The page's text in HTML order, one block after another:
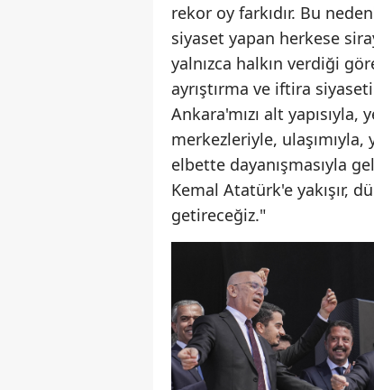
rekor oy farkıdır. Bu
siyaset yapan herkese
yalnızca halkın verdiği
ayrıştırma ve iftira
Ankara'mızı alt
merkezleriyle,
elbette dayanışmasıyla
Kemal Atatürk'e yakışır,
getireceğiz."